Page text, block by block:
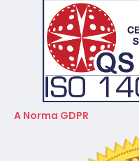
A Norma GDPR